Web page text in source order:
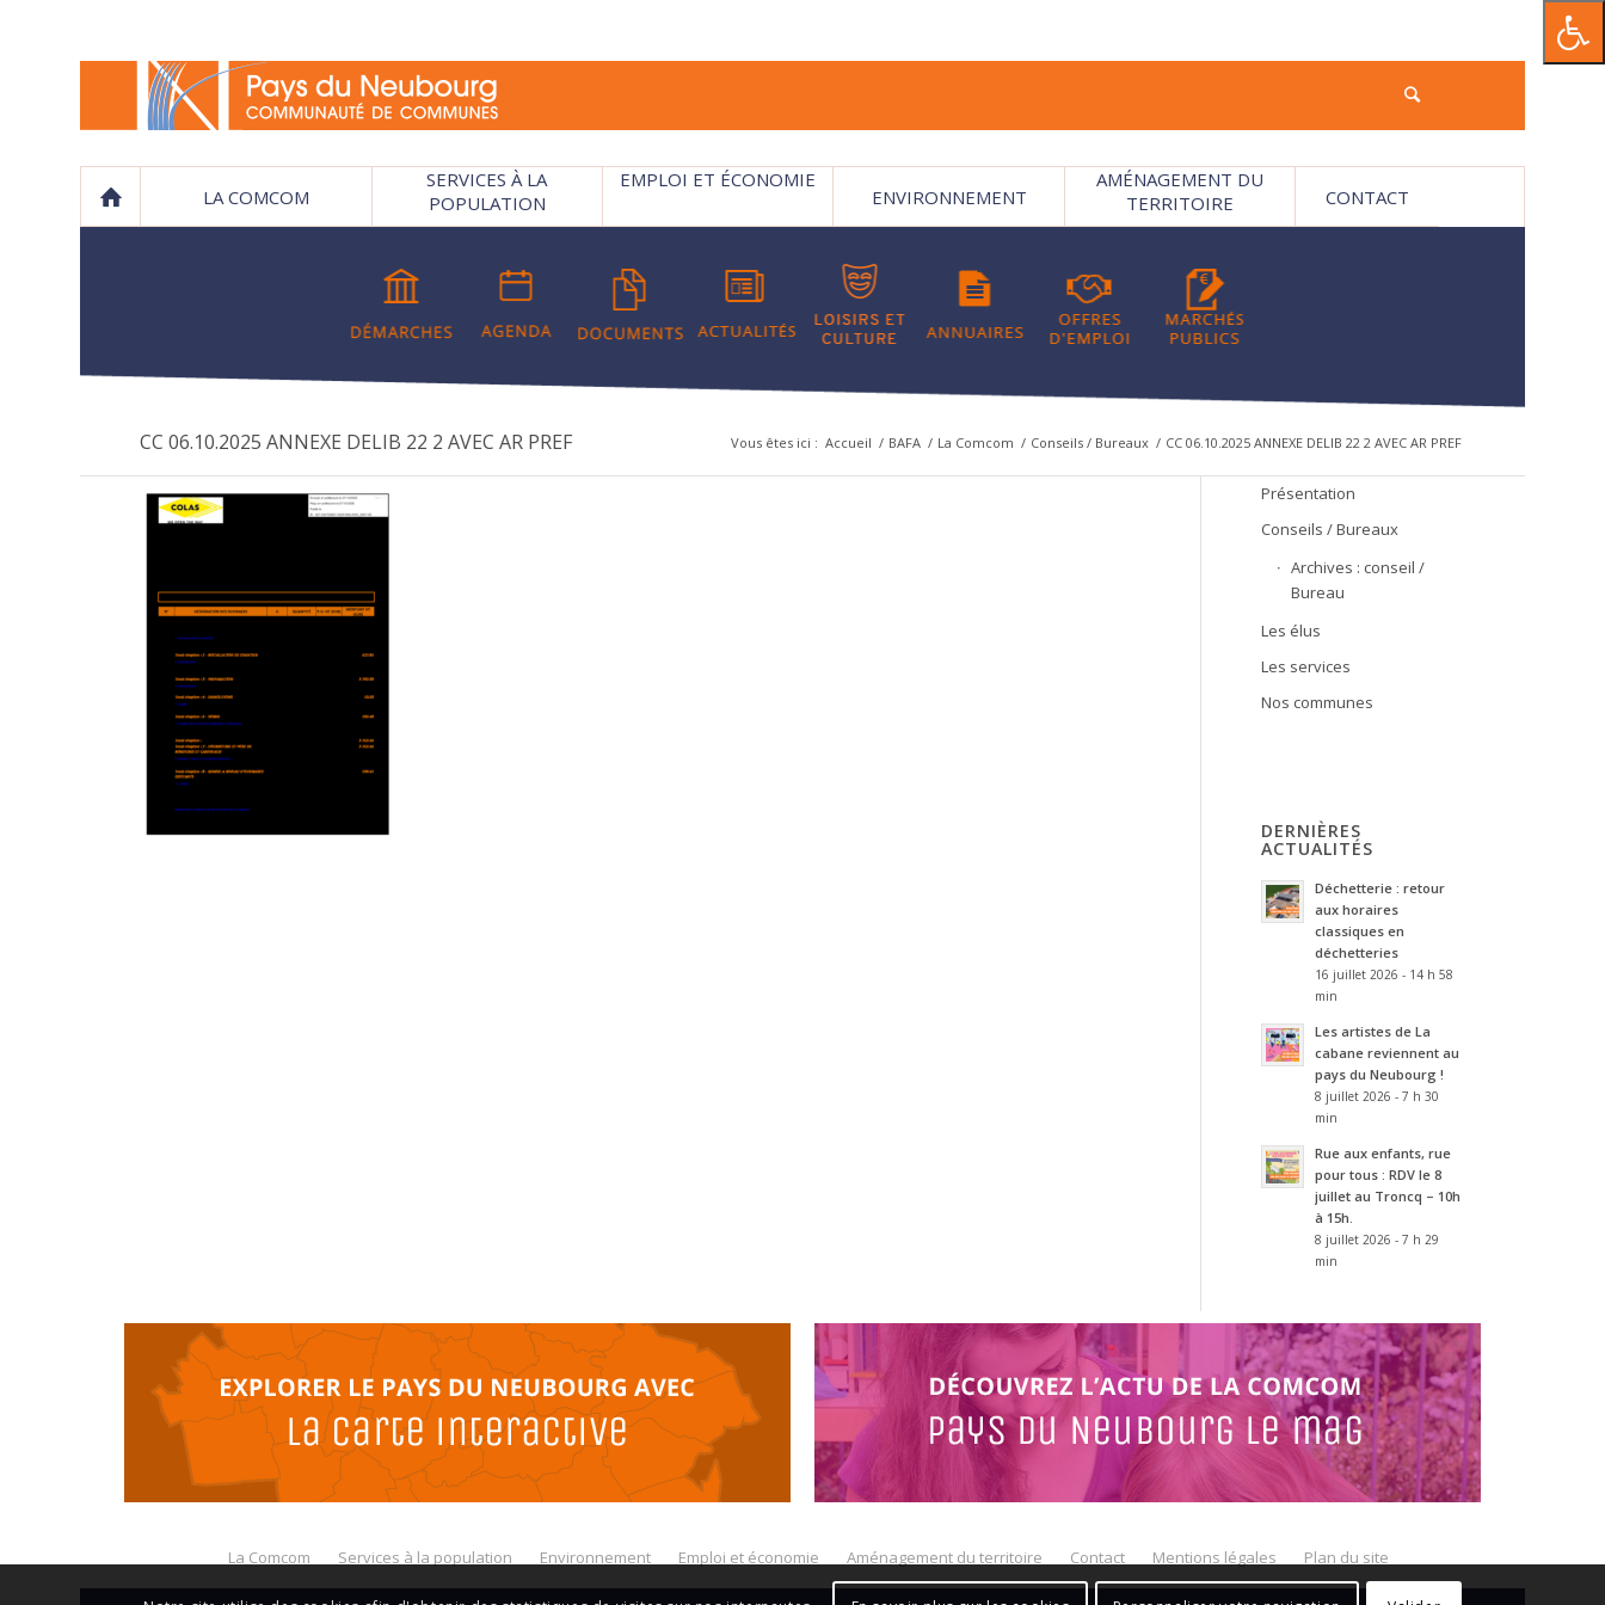
LA COMCOM
SERVICES À LA
POPULATION
EMPLOI ET ÉCONOMIE
ENVIRONNEMENT
AMÉNAGEMENT DU
TERRITOIRE
CONTACT
CC 06.10.2025 ANNEXE DELIB 22 2 AVEC AR PREF Vous êtes ici : Accueil / BAFA / La Comcom / Conseils / Bureaux / CC 06.10.2025 ANNEXE DELIB 22 2 AVEC AR PREF
Présentation
Conseils / Bureaux
Archives : conseil /
Bureau
Les élus
Les services
Nos communes
DERNIÈRES
ACTUALITÉS
Déchetterie : retour
aux horaires
classiques en
déchetteries
16 juillet 2026 - 14 h 58
min
Les artistes de La
cabane reviennent au
pays du Neubourg !
8 juillet 2026 - 7 h 30
min
Rue aux enfants, rue
pour tous : RDV le 8
juillet au Troncq – 10h
à 15h.
8 juillet 2026 - 7 h 29
min
La Comcom Services à la population Environnement Emploi et économie Aménagement du territoire Contact Mentions légales Plan du site